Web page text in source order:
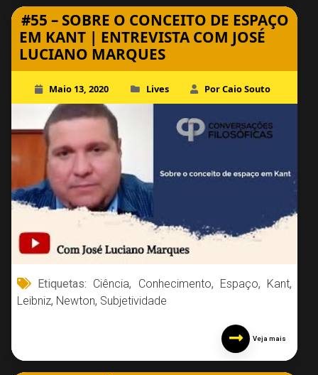
#55 – SOBRE O CONCEITO DE ESPAÇO
EM KANT | ENTREVISTA COM JOSÉ
LUCIANO MARQUES
Maio 13, 2020 Lives Por Caio Souto
Etiquetas: Ciência, Conhecimento, Espaço, Kant,
Leibniz, Newton, Subjetividade
Veja mais